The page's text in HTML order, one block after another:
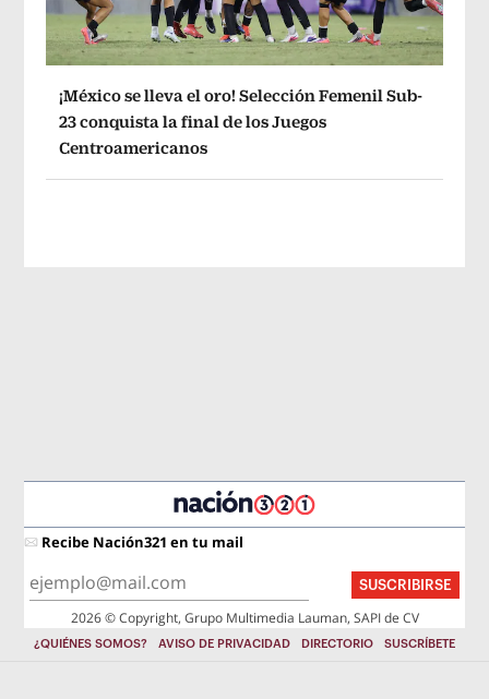
¡México se lleva el oro! Selección Femenil Sub-
23 conquista la final de los Juegos
Centroamericanos
Recibe Nación321 en tu mail
SUSCRIBIRSE
2026 © Copyright, Grupo Multimedia Lauman, SAPI de CV
¿QUIÉNES SOMOS? AVISO DE PRIVACIDAD DIRECTORIO SUSCRÍBETE